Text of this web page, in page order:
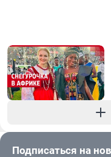
Подписаться на